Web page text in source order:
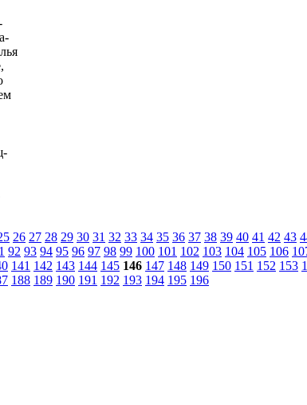
26 27 28 29 30 31 32 33 34 35 36 37 38 39 40 41 42 43
92 93 94 95 96 97 98 99 100 101 102 103 104 105 106
141 142 143 144 145 146 147 148 149 150 151 152 153
188 189 190 191 192 193 194 195 196